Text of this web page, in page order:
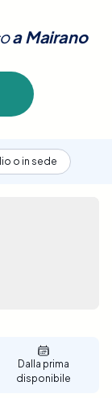
per
alle
una soluzione
le
e costi. Con
questo
a
la tua salute
a Mairano
o in sede
Dalla prima
disponibile